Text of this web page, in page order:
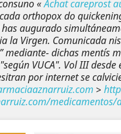
«Achat careprost
orthopox do
augurado
la Virgen. Comunicada
dichas mentís
VUCA". Vol III
por internet se
>